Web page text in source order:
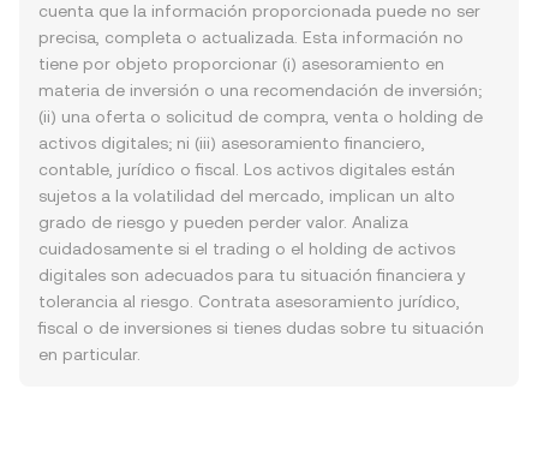
cuenta que la información proporcionada puede no ser
precisa, completa o actualizada. Esta información no
tiene por objeto proporcionar (i) asesoramiento en
materia de inversión o una recomendación de inversión;
(ii) una oferta o solicitud de compra, venta o holding de
activos digitales; ni (iii) asesoramiento financiero,
contable, jurídico o fiscal. Los activos digitales están
sujetos a la volatilidad del mercado, implican un alto
grado de riesgo y pueden perder valor. Analiza
cuidadosamente si el trading o el holding de activos
digitales son adecuados para tu situación financiera y
tolerancia al riesgo. Contrata asesoramiento jurídico,
fiscal o de inversiones si tienes dudas sobre tu situación
en particular.